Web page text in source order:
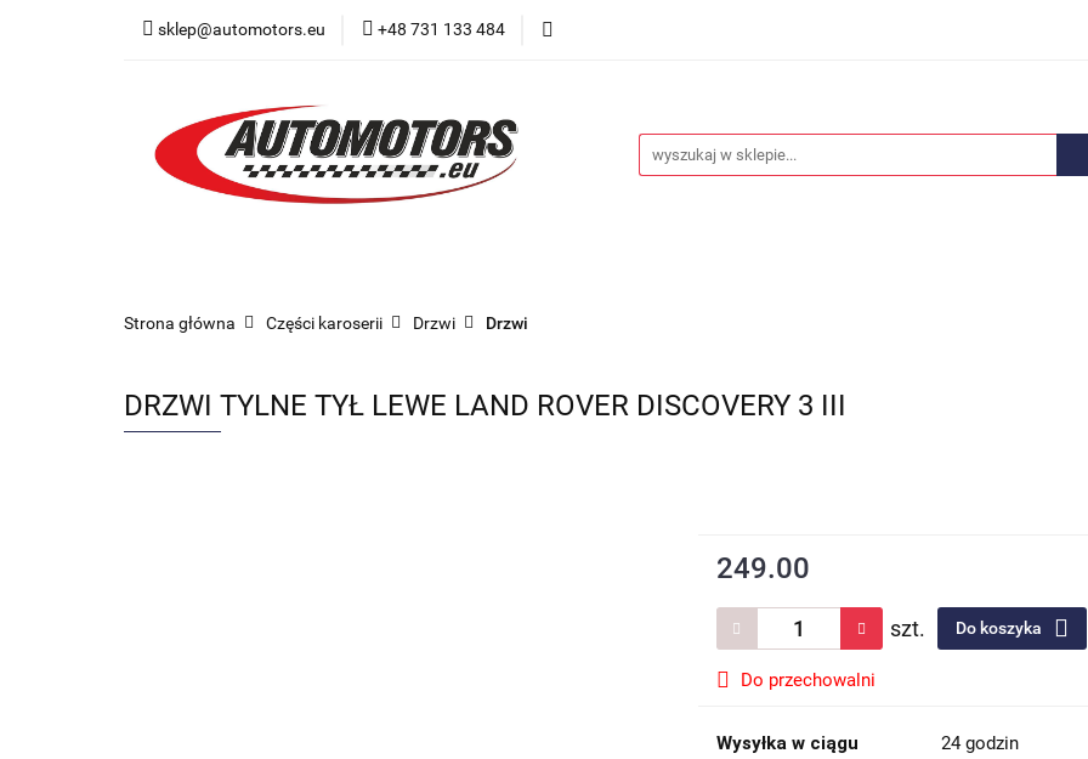
sklep@automotors.eu +48 731 133 484
Części samochodowe
Car audio Nowości
Strona główna Części karoserii Drzwi Drzwi
DRZWI TYLNE TYŁ LEWE LAND ROVER DISCOVERY 3 III
249.00
szt. Do koszyka
Do przechowalni
Wysyłka w ciągu 24 godzin